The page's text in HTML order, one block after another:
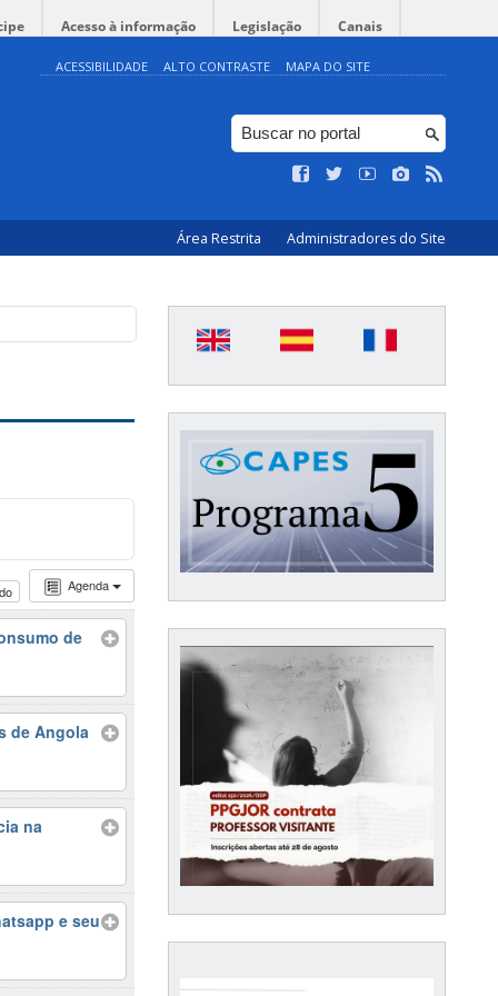
Acesso à informação Legislação Canais
ACESSIBILIDADE ALTO CONTRASTE MAPA DO SITE
Área Restrita Administradores do Site
Agenda
de
de Angola
na
e seu